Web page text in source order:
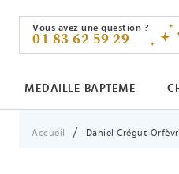
Vous avez une question ?
01 83 62 59 29
MEDAILLE BAPTEME
Vous êtes ici :
Accueil Daniel Crégut